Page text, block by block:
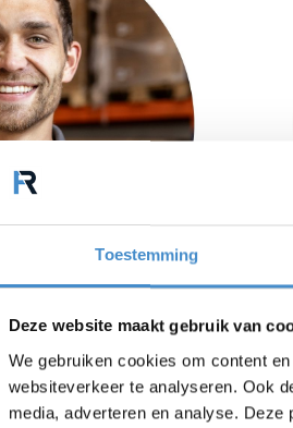
Toestemming
Deze website maakt gebruik van
We gebruiken cookies om content
websiteverkeer te analyseren. Ook
media, adverteren en analyse.